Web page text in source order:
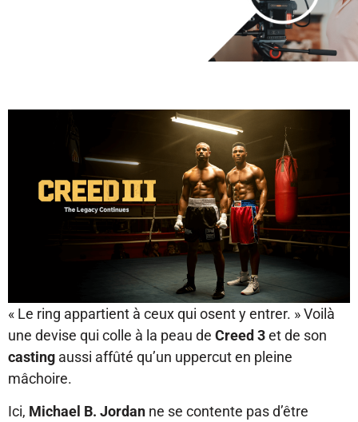
« Le ring appartient à ceux qui osent y entrer. » Voilà
une devise qui colle à la peau de Creed 3et de son
casting aussi affûté qu’un uppercut en pleine
mâchoire.
Ici, Michael B. Jordan ne se contente pas d’être